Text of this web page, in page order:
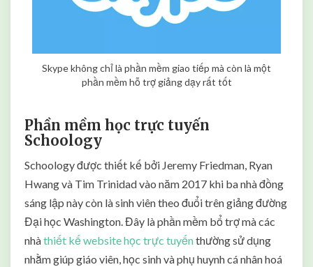
Skype không chỉ là phần mềm giao tiếp mà còn là một
phần mềm hỗ trợ giảng dạy rất tốt
Phần mềm học trực tuyến
Schoology
Schoology được thiết kế bởi Jeremy Friedman, Ryan
Hwang và Tim Trinidad vào năm 2017 khi ba nhà đồng
sáng lập này còn là sinh viên theo đuổi trên giảng đường
Đại học Washington. Đây là phần mềm bổ trợ mà các
nhàthiết kế website học trực tuyếnthường sử dụng
nhằm giúp giáo viên, học sinh và phụ huynh cá nhân hoá